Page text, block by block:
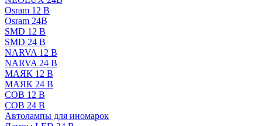
Osram 12 В
Osram 24В
SMD 12 В
SMD 24 В
NARVA 12 В
NARVA 24 В
МАЯК 12 В
МАЯК 24 В
COB 12 В
COB 24 В
Автолампы для иномарок